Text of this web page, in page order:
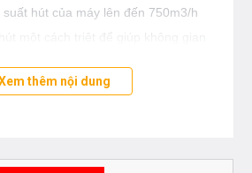
hút của máy lên đến 750m3/h
được đặt sát phòng khách.
thêm nội dung